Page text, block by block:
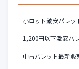
小ロット激安パレッ
1,200円以下激安パ
中古パレット最新販